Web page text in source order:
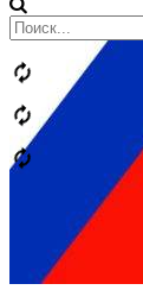
Сообщений
категории
Теги